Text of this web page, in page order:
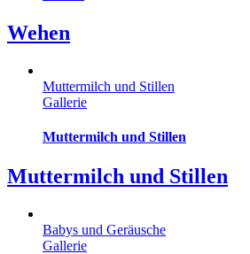
Wehen
Muttermilch und Stillen
Gallerie
Muttermilch und Stillen
Muttermilch und Stillen
Babys und Geräusche
Gallerie